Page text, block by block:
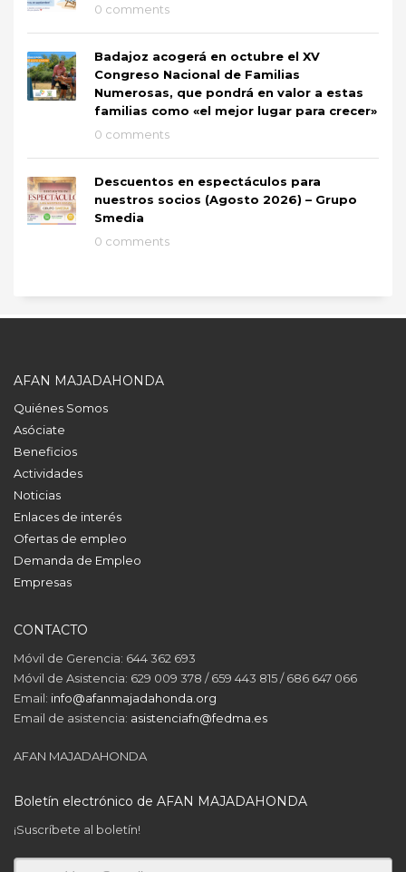
0 comments
Badajoz acogerá en octubre el XV
Congreso Nacional de Familias
Numerosas, que pondrá en valor a estas
familias como «el mejor lugar para crecer»
0 comments
Descuentos en espectáculos para
nuestros socios (Agosto 2026) – Grupo
Smedia
0 comments
AFAN MAJADAHONDA
Quiénes Somos
Asóciate
Beneficios
Actividades
Noticias
Enlaces de interés
Ofertas de empleo
Demanda de Empleo
Empresas
CONTACTO
Móvil de Gerencia: 644 362 693
Móvil de Asistencia: 629 009 378 / 659 443 815 / 686 647 066
Email: info@afanmajadahonda.org
Email de asistencia: asistenciafn@fedma.es
AFAN MAJADAHONDA
Boletín electrónico de AFAN MAJADAHONDA
¡Suscríbete al boletín!